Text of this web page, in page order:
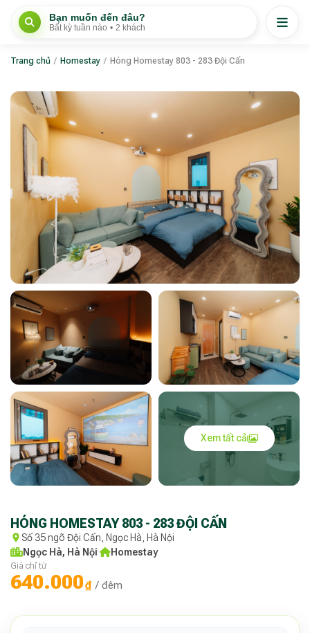
Bạn muốn đến đâu?
Bất kỳ tuần nào • 2 khách
Trang chủ / Homestay / Hóng Homestay 803 - 283 Đội Cấn
Xem tất cả
HÓNG HOMESTAY 803 - 283 ĐỘI CẤN
Số 35 ngõ Đội Cấn, Ngọc Hà, Hà Nội
Ngọc Hà, Hà Nội· Homestay
Giá chỉ từ
640.000₫ / đêm